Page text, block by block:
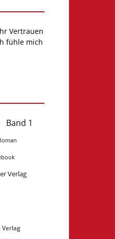
Vertrauen
fühle mich
Band 1
Verlag
Verlag